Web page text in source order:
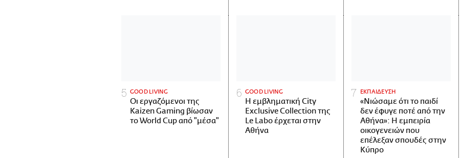
GOOD LIVING
Οι εργαζόμενοι της
Kaizen Gaming βίωσαν
το World Cup από "μέσα"
GOOD LIVING
Η εμβληματική City
Exclusive Collection της
Le Labo έρχεται στην
Αθήνα
ΕΚΠΑΙΔΕΥΣΗ
«Νιώσαμε ότι το παιδί
δεν έφυγε ποτέ από την
Αθήνα»: Η εμπειρία
οικογενειών που
επέλεξαν σπουδές στην
Κύπρο